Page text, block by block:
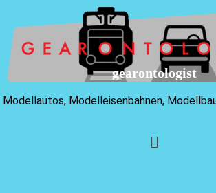
Modellautos, Modelleisenbahnen,
gearontologist